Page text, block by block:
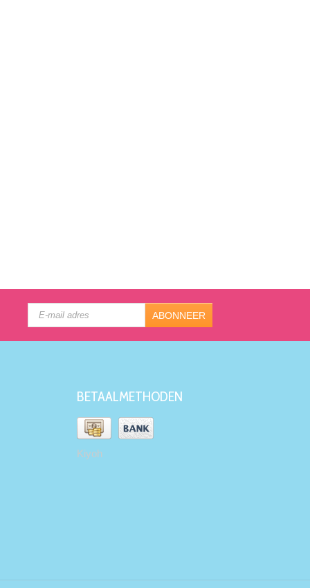
ABONNEER
BETAALMETHODEN
Kiyoh